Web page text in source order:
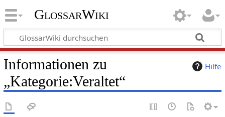
GlossarWiki
Hilfe
Informationen zu
„Kategorie:Veraltet“